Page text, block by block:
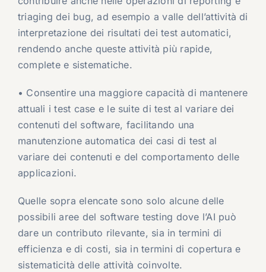
triaging dei bug, ad esempio a valle dell’attività di
interpretazione dei risultati dei test automatici,
rendendo anche queste attività più rapide,
complete e sistematiche.
• Consentire una maggiore capacità di mantenere
attuali i test case e le suite di test al variare dei
contenuti del software, facilitando una
manutenzione automatica dei casi di test al
variare dei contenuti e del comportamento delle
applicazioni.
Quelle sopra elencate sono solo alcune delle
possibili aree del software testing dove l’AI può
dare un contributo rilevante, sia in termini di
efficienza e di costi, sia in termini di copertura e
sistematicità delle attività coinvolte.